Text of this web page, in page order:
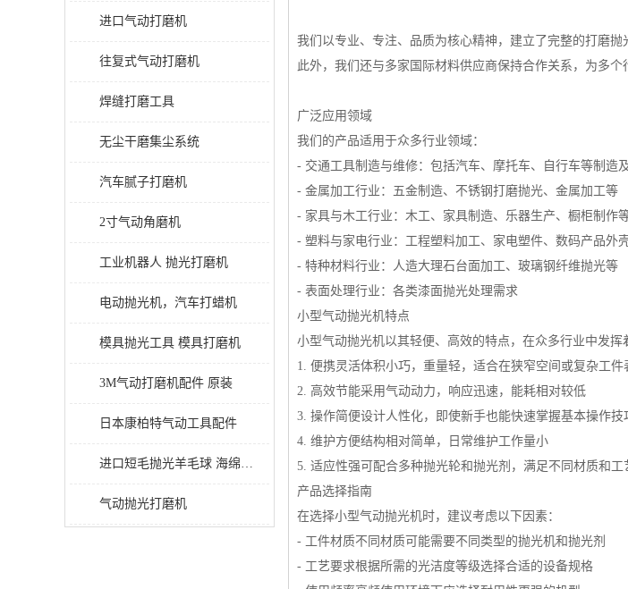
进口气动打磨机
往复式气动打磨机
焊缝打磨工具
无尘干磨集尘系统
汽车腻子打磨机
2寸气动角磨机
工业机器人 抛光打磨机
电动抛光机，汽车打蜡机
模具抛光工具 模具打磨机
3M气动打磨机配件 原装
日本康柏特气动工具配件
进口短毛抛光羊毛球 海绵抛光球
气动抛光打磨机
我们以专业、专注、品质为核心精神，建立了完整的打磨
此外，我们还与多家国际材料供应商保持合作关系，为多个
广泛应用领域
我们的产品适用于众多行业领域：
- 交通工具制造与维修：包括汽车、摩托车、自行车等制造
- 金属加工行业：五金制造、不锈钢打磨抛光、金属加工等
- 家具与木工行业：木工、家具制造、乐器生产、橱柜制作
- 塑料与家电行业：工程塑料加工、家电塑件、数码产品外
- 特种材料行业：人造大理石台面加工、玻璃钢纤维抛光等
- 表面处理行业：各类漆面抛光处理需求
小型气动抛光机特点
小型气动抛光机以其轻便、高效的特点，在众多行业中发挥
1. 便携灵活体积小巧，重量轻，适合在狭窄空间或复杂工件
2. 高效节能采用气动动力，响应迅速，能耗相对较低
3. 操作简便设计人性化，即使新手也能快速掌握基本操作技
4. 维护方便结构相对简单，日常维护工作量小
5. 适应性强可配合多种抛光轮和抛光剂，满足不同材质和工
产品选择指南
在选择小型气动抛光机时，建议考虑以下因素：
- 工件材质不同材质可能需要不同类型的抛光机和抛光剂
- 工艺要求根据所需的光洁度等级选择合适的设备规格